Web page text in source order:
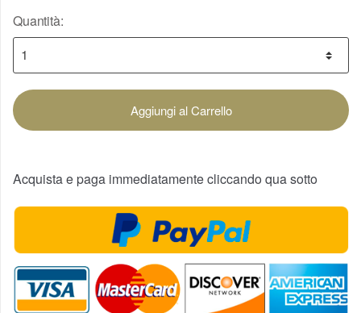
Quantità:
Aggiungi al Carrello
Acquista e paga immediatamente cliccando qua sotto